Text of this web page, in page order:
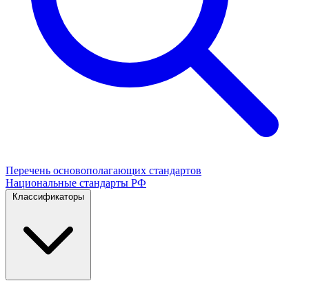
Перечень основополагающих стандартов
Национальные стандарты РФ
Классификаторы